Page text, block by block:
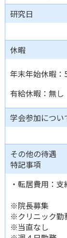
研究日
休暇
年末年始休暇：
有給休暇：無し
学会参加につい
その他の待遇
特記事項
・転居費用：支
※院長募集
※クリニック勤
※当直なし